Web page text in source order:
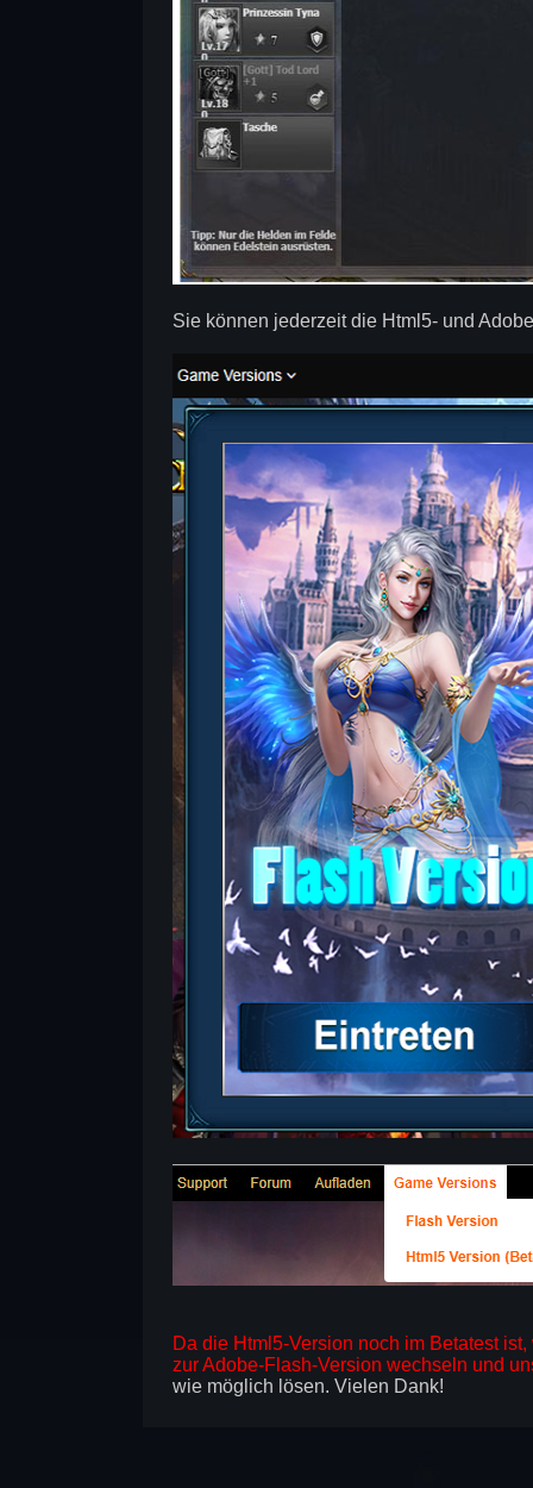
Sie können jederzeit die Html5- und
Da die Html5-Version noch im Betatest
zur Adobe-Flash-Version wechseln und
wie möglich lösen. Vielen Dank!